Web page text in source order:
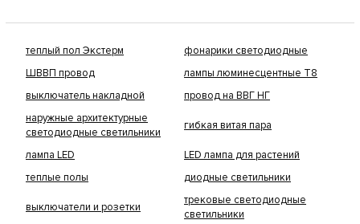
теплый пол Экстерм
фонарики светодиодные
ШВВП провод
лампы люминесцентные Т8
выключатель накладной
провод на ВВГ НГ
наружные архитектурные
светодиодные светильники
гибкая витая пара
лампа LED
LED лампа для растений
теплые полы
диодные светильники
выключатели и розетки
трековые светодиодные
светильники